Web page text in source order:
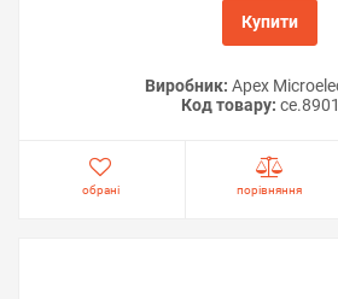
Купити
Виробник: Apex
Код товару:
обрані порівняння